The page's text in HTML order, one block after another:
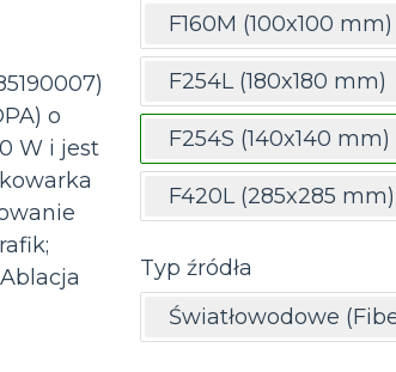
o
W i jest
F160M (100x100 mm)
F254L (180x180 mm)
F254S (140x140 mm)
F420L (285x285 mm)
Typ źródła
Światłowodowe